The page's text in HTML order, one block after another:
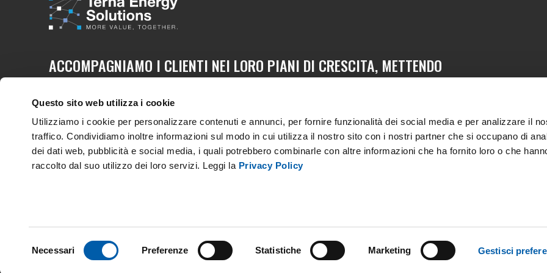
Questo sito web utilizza i cookie
Utilizziamo i cookie per personalizzare contenuti e annunci, per fornire funzionalità dei social media e per analizzare il
traffico. Condividiamo inoltre informazioni sul modo in cui utilizza il nostro sito con i nostri partner che si occupano di
dei dati web, pubblicità e social media, i quali potrebbero combinarle con altre informazioni che ha fornito loro o che
raccolto dal suo utilizzo dei loro servizi. Leggi la Privacy Policy
Necessari Preferenze Statistiche Marketing Gestisci
ACCOMPAGNIAMO I CLIENTI NEI LORO PIANI DI CRESCITA, METTENDO
A DISPOSIZIONE UNA RETE INTEGRATA E DIVERSIFICATA DI
COMPETENZE NEI SETTORI CHIAVE DELLA TRANSIZIONE ENERGETICA E
DIGITALE.
Lavoriamo insieme per un nuovo modello di sviluppo rinnovabile, innovativo, sostenibile e
rispettoso dell’ambiente.Prendi parte al cambiamento.
Partita IVA 14891001001 - R.E.A. 1553541